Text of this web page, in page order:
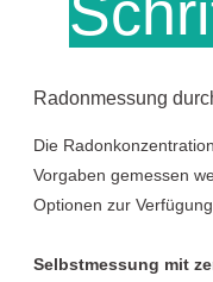
Radonmessung
Die
Vorgaben gemessen
Optionen zur
Selbstmessung mit